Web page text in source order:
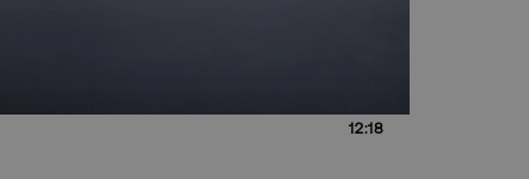
12:18